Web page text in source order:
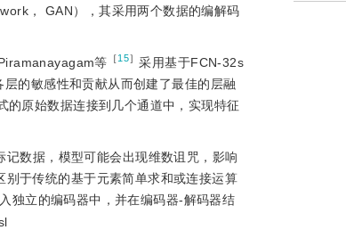
， GAN），其采用两个数据的编解码
等 ［15］ 采用基于FCN-32s
的敏感性和贡献从而创建了最佳的层融
的原始数据连接到几个通道中，实现特征
数据，模型可能会出现维数诅咒，影响
于传统的基于元素简单求和或连接运算
独立的编码器中，并在编码器-解码器结